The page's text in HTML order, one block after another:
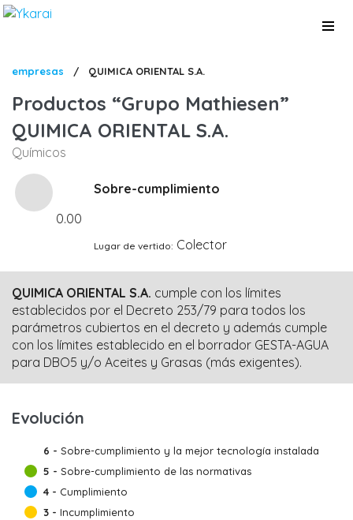
Pasar
Sobrescribir
enlaces
de
ayuda
a
la
navegación
empresas / QUIMICA ORIENTAL S.A.
Productos
Grupo Mathiesen
QUIMICA ORIENTAL S.A.
Químicos
Sobre-cumplimiento
0.00
Lugar de vertido Colector
QUIMICA ORIENTAL S.A. cumple con los límites
establecidos por el Decreto 253/79 para todos los
parámetros cubiertos en el decreto y además cumple
con los límites establecido en el borrador GESTA-AGUA
para DBO5 y/o Aceites y Grasas (más exigentes).
Evolución
6 - Sobre-cumplimiento y la mejor tecnología instalada
5 - Sobre-cumplimiento de las normativas
4 - Cumplimiento
3 - Incumplimiento